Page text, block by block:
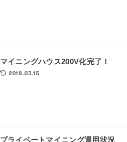
マイニングハウス200V化完了！
2018.03.15
プライベートマイニング運用状況